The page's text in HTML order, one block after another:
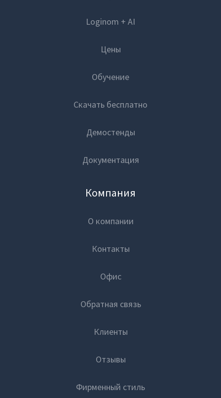
Loginom + AI
Цены
Обучение
Скачать бесплатно
Демостенды
Документация
Компания
О компании
Контакты
Офис
Обратная связь
Клиенты
Отзывы
Фирменный стиль